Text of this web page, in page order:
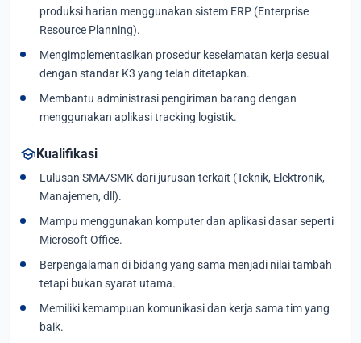
produksi harian menggunakan sistem ERP (Enterprise
Resource Planning).
Mengimplementasikan prosedur keselamatan kerja sesuai
dengan standar K3 yang telah ditetapkan.
Membantu administrasi pengiriman barang dengan
menggunakan aplikasi tracking logistik.
schoolKualifikasi
Lulusan SMA/SMK dari jurusan terkait (Teknik, Elektronik,
Manajemen, dll).
Mampu menggunakan komputer dan aplikasi dasar seperti
Microsoft Office.
Berpengalaman di bidang yang sama menjadi nilai tambah
tetapi bukan syarat utama.
Memiliki kemampuan komunikasi dan kerja sama tim yang
baik.